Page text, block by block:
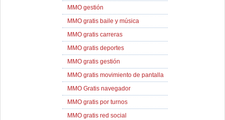
MMO gestión
MMO gratis baile y música
MMO gratis carreras
MMO gratis deportes
MMO gratis gestión
MMO gratis movimiento de pantalla
MMO Gratis navegador
MMO gratis por turnos
MMO gratis red social